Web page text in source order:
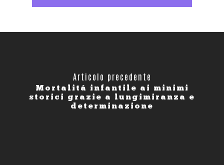
Articolo precedente
Mortalità infantile ai minimi
storici grazie a lungimiranza e
determinazione